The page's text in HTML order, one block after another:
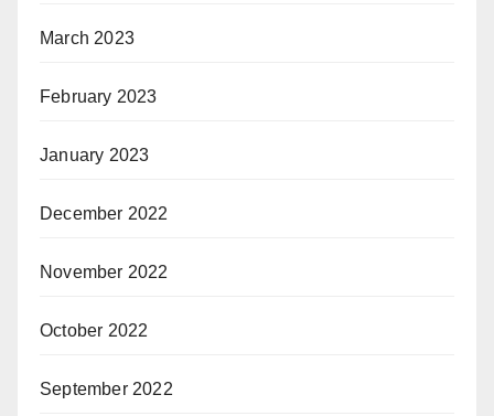
March 2023
February 2023
January 2023
December 2022
November 2022
October 2022
September 2022